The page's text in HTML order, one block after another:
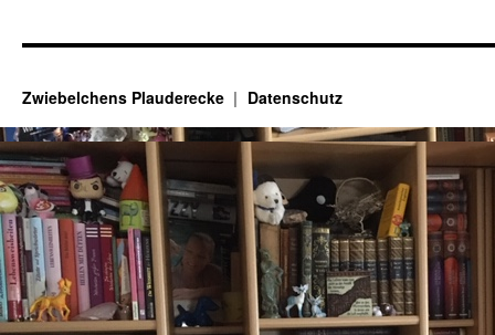
Zwiebelchens Plauderecke Datenschutz